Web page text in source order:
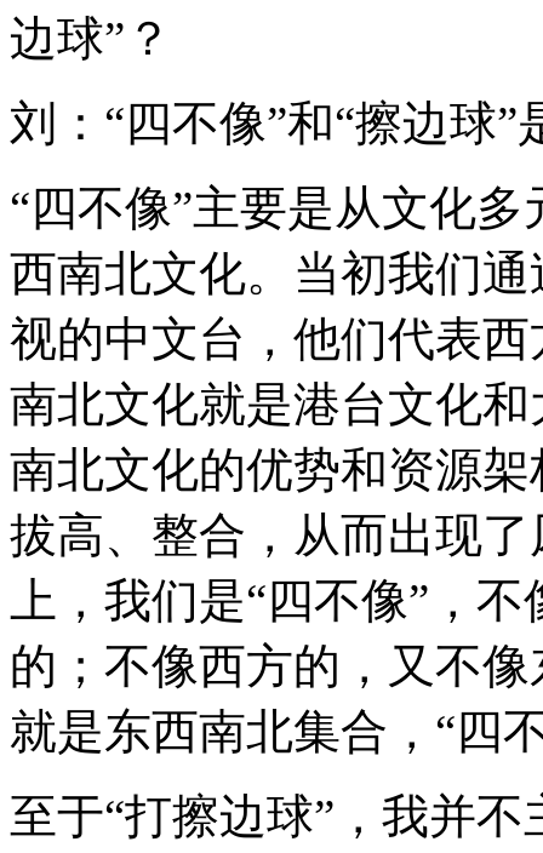
边球”？
刘：“四不像”和“擦边球
“四不像”主要是从文化
西南北文化。当初我们
视的中文台，他们代表
南北文化就是港台文化
南北文化的优势和资源
拔高、整合，从而出现
上，我们是“四不像”，
的；不像西方的，又不
就是东西南北集合，“四
至于“打擦边球”，我并